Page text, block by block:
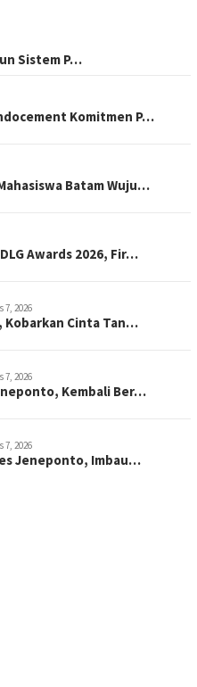
Sistem P…
Komitmen P…
Batam Wuju…
Awards 2026, Fir…
7, 2026
Kobarkan Cinta Tan…
7, 2026
Kembali Ber…
7, 2026
Jeneponto, Imbau…